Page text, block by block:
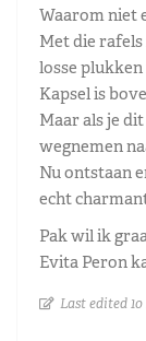
Waarom niet
Met die
losse
Kapsel is
Maar als je
wegnemen
Nu ontstaan
echt
Pak wil ik
Evita Peron
Last edited